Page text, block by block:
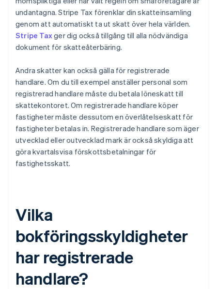
undantagna. Stripe Tax förenklar din skatteinsamling
genom att automatiskt ta ut skatt över hela världen.
Stripe Taxger dig också tillgång till alla nödvändiga
dokument för skatteåterbäring.
Andra skatter kan också gälla för registrerade
handlare. Om du till exempel anställer personal som
registrerad handlare måste du betala löneskatt till
skattekontoret. Om registrerade handlare köper
fastigheter måste dessutom en överlåtelseskatt för
fastigheter betalas in. Registrerade handlare som äger
utvecklad eller outvecklad mark är också skyldiga att
göra kvartalsvisa förskottsbetalningar för
fastighetsskatt.
Vilka
bokföringsskyldigheter
har registrerade
handlare?